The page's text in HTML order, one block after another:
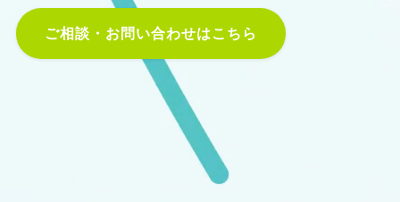
ご相談・お問い合わせはこちら